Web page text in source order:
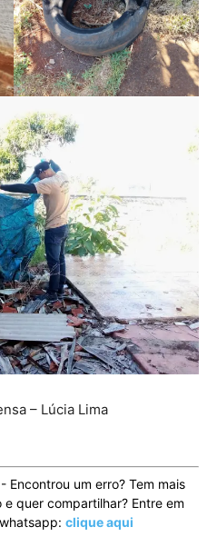
– Lúcia Lima
- Encontrou um erro? Tem mais
quer compartilhar? Entre em
clique aqui